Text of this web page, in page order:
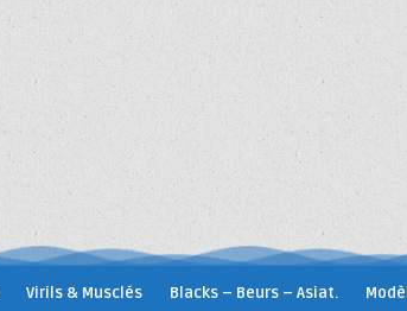
Virils & Musclés Blacks – Beurs – Asiat.